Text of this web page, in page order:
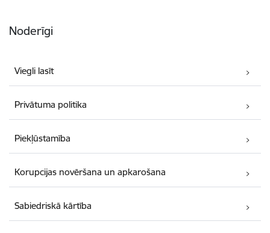
Noderīgi
Viegli lasīt
Privātuma politika
Piekļūstamība
Korupcijas novēršana un apkarošana
Sabiedriskā kārtība